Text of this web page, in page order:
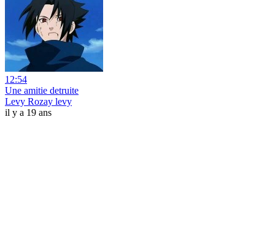
12:54
Une amitie detruite
Levy Rozay levy
il y a 19 ans